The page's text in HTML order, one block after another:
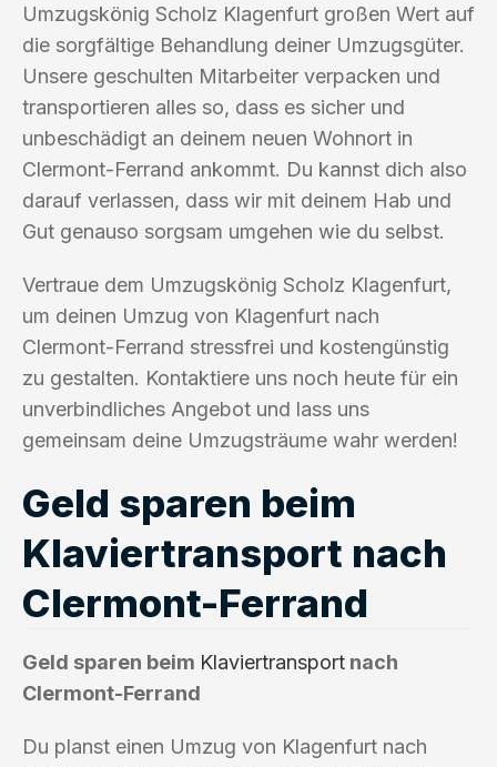
Umzugskönig Scholz Klagenfurt großen Wert auf
die sorgfältige Behandlung deiner Umzugsgüter.
Unsere geschulten Mitarbeiter verpacken und
transportieren alles so, dass es sicher und
unbeschädigt an deinem neuen Wohnort in
Clermont-Ferrand ankommt. Du kannst dich also
darauf verlassen, dass wir mit deinem Hab und
Gut genauso sorgsam umgehen wie du selbst.
Vertraue dem Umzugskönig Scholz Klagenfurt,
um deinen Umzug von Klagenfurt nach
Clermont-Ferrand stressfrei und kostengünstig
zu gestalten. Kontaktiere uns noch heute für ein
unverbindliches Angebot und lass uns
gemeinsam deine Umzugsträume wahr werden!
Geld sparen beim
Klaviertransport nach
Clermont-Ferrand
Geld sparen beim Klaviertransport nach
Clermont-Ferrand
Du planst einen Umzug von Klagenfurt nach